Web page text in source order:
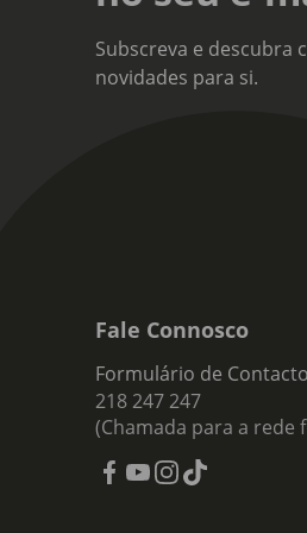
Subscreva e descubra
novidades para si.
Fale Connosco
Formulário de Contacto
218 247 247
(Chamada para a rede